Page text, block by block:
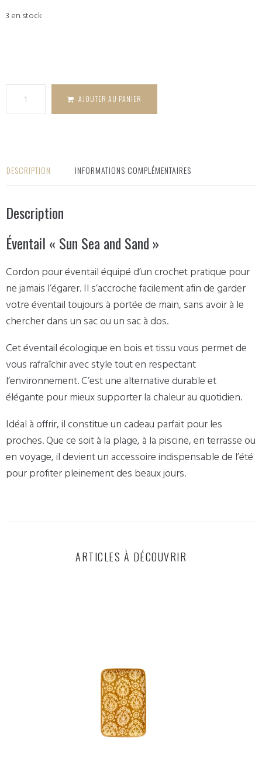
3 en stock
AJOUTER AU PANIER
DESCRIPTION INFORMATIONS COMPLÉMENTAIRES
Description
Éventail « Sun Sea and Sand »
Cordon pour éventail équipé d’un crochet pratique pour
ne jamais l’égarer. Il s’accroche facilement afin de garder
votre éventail toujours à portée de main, sans avoir à le
chercher dans un sac ou un sac à dos.
Cet éventail écologique en bois et tissu vous permet de
vous rafraîchir avec style tout en respectant
l’environnement. C’est une alternative durable et
élégante pour mieux supporter la chaleur au quotidien.
Idéal à offrir, il constitue un cadeau parfait pour les
proches. Que ce soit à la plage, à la piscine, en terrasse ou
en voyage, il devient un accessoire indispensable de l’été
pour profiter pleinement des beaux jours.
ARTICLES À DÉCOUVRIR